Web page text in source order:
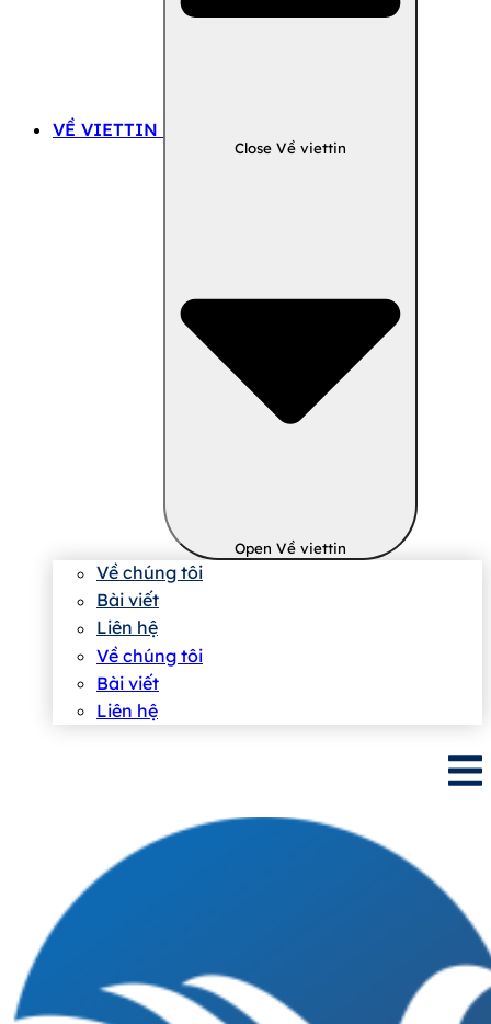
VỀ VIETTIN
Close Về viettin
Open Về viettin
Về chúng tôi
Bài viết
Liên hệ
Về chúng tôi
Bài viết
Liên hệ